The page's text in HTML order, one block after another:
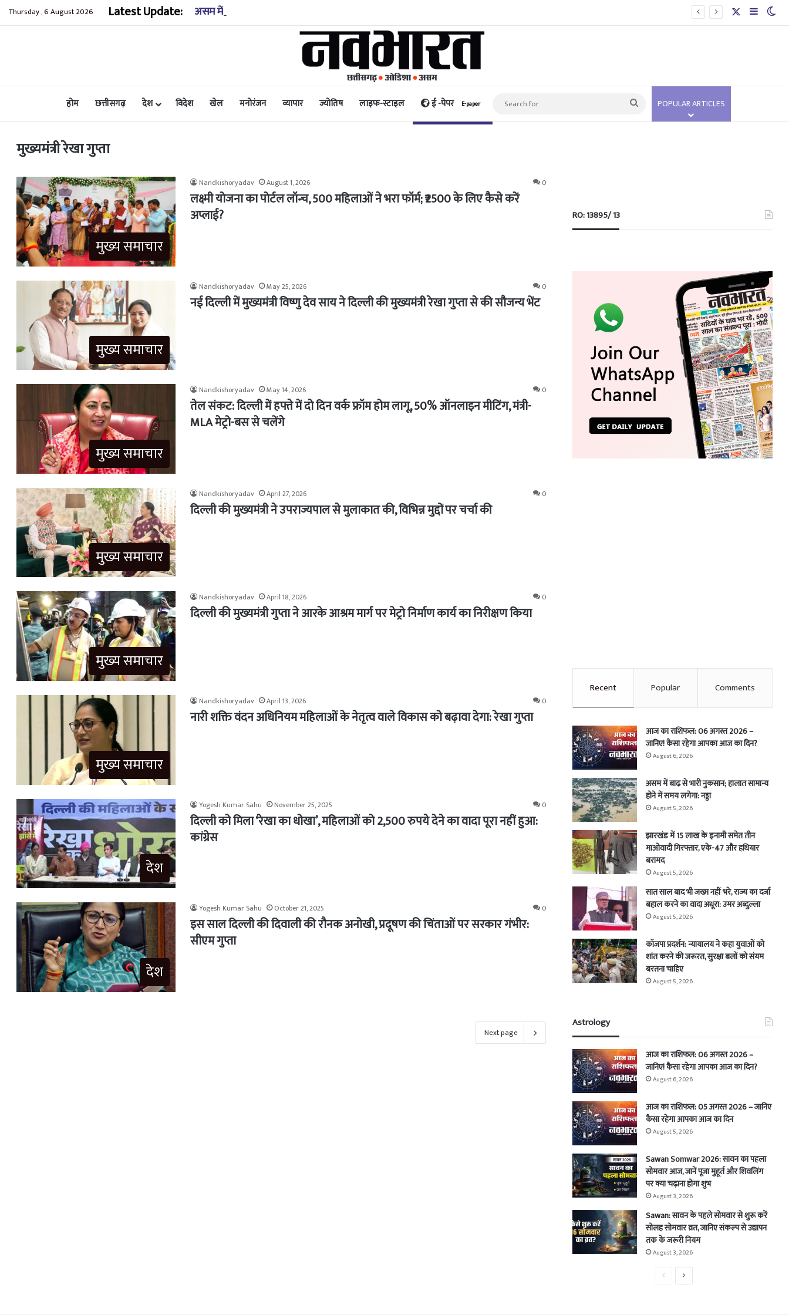
Thursday , 6 August 2026 Latest Update: असम में बाढ़ से भारी नुकसान; हालात सामान्य होने में समय लगेगा: नड्डा Sidebar
होम छत्तीसगढ़ देश विदेश खेल मनोरंजन व्यापार ज्योतिष लाइफ-स्टाइल ई -पेपर E-paper
Search
for
POPULAR ARTICLES
मुख्यमंत्री रेखा गुप्ता
मुख्य समाचार
Nandkishoryadav August 1, 2026 0
लक्ष्मी योजना का पोर्टल लॉन्च, 500 महिलाओं ने भरा फॉर्म; ₹2500 के लिए कैसे करें
अप्लाई?
मुख्य समाचार
Nandkishoryadav May 25, 2026 0
नई दिल्ली में मुख्यमंत्री विष्णु देव साय ने दिल्ली की मुख्यमंत्री रेखा गुप्ता से की सौजन्य भेंट
मुख्य समाचार
Nandkishoryadav May 14, 2026 0
तेल संकट: दिल्ली में हफ्ते में दो दिन वर्क फ्रॉम होम लागू, 50% ऑनलाइन मीटिंग, मंत्री-
MLA मेट्रो-बस से चलेंगे
मुख्य समाचार
Nandkishoryadav April 27, 2026 0
दिल्ली की मुख्यमंत्री ने उपराज्यपाल से मुलाकात की, विभिन्न मुद्दों पर चर्चा की
मुख्य समाचार
Nandkishoryadav April 18, 2026 0
दिल्ली की मुख्यमंत्री गुप्ता ने आरके आश्रम मार्ग पर मेट्रो निर्माण कार्य का निरीक्षण किया
मुख्य समाचार
Nandkishoryadav April 13, 2026 0
नारी शक्ति वंदन अधिनियम महिलाओं के नेतृत्व वाले विकास को बढ़ावा देगा: रेखा गुप्ता
देश
Yogesh Kumar Sahu November 25, 2025 0
दिल्ली को मिला ‘रेखा का धोखा’, महिलाओं को 2,500 रुपये देने का वादा पूरा नहीं हुआ:
कांग्रेस
देश
Yogesh Kumar Sahu October 21, 2025 0
इस साल दिल्ली की दिवाली की रौनक अनोखी, प्रदूषण की चिंताओं पर सरकार गंभीर:
सीएम गुप्ता
Next page
RO: 13895/ 13
Recent Popular Comments
आज का राशिफल: 06 अगस्त 2026 –
जानिए! कैसा रहेगा आपका आज का दिन?
August 6, 2026
असम में बाढ़ से भारी नुकसान; हालात सामान्य
होने में समय लगेगा: नड्डा
August 5, 2026
झारखंड में 15 लाख के इनामी समेत तीन
माओवादी गिरफ्तार, एके-47 और हथियार
बरामद
August 5, 2026
सात साल बाद भी जख्म नहीं भरे, राज्य का दर्जा
बहाल करने का वादा अधूरा: उमर अब्दुल्ला
August 5, 2026
कॉजपा प्रदर्शन: न्यायालय ने कहा युवाओं को
शांत करने की जरूरत, सुरक्षा बलों को संयम
बरतना चाहिए
August 5, 2026
Astrology
आज का राशिफल: 06 अगस्त 2026 –
जानिए! कैसा रहेगा आपका आज का दिन?
August 6, 2026
आज का राशिफल: 05 अगस्त 2026 – जानिए
कैसा रहेगा आपका आज का दिन
August 5, 2026
Sawan Somwar 2026: सावन का पहला
सोमवार आज, जानें पूजा मुहूर्त और शिवलिंग
पर क्या चढ़ाना होगा शुभ
August 3, 2026
Sawan: सावन के पहले सोमवार से शुरू करें
सोलह सोमवार व्रत, जानिए संकल्प से उद्यापन
तक के जरूरी नियम
August 3, 2026
PreviousNext